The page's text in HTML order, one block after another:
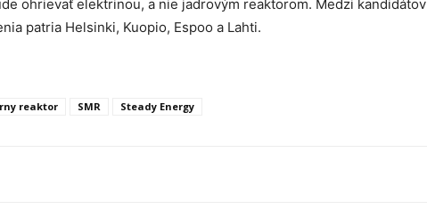
ohrievať elektrinou, a nie jadrovým reaktorom. Medzi kandidátov
patria Helsinki, Kuopio, Espoo a Lahti.
reaktor SMR Steady Energy